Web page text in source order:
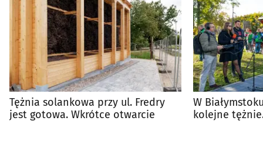
Tężnia solankowa przy ul. Fredry
jest gotowa. Wkrótce otwarcie
W
kolejne